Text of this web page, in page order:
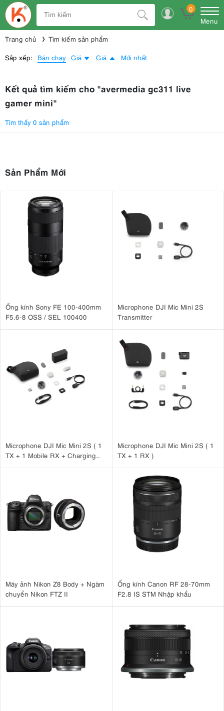
0
Menu
Trang chủ Tìm kiếm sản phẩm
Sắp xếp: Bán chạy Giá Giá Mới nhất
Kết quả tìm kiếm cho "avermedia gc311 live
gamer mini"
Tìm thấy 0 sản phẩm
Sản Phẩm Mới
Ống kính Sony FE 100-400mm
F5.6-8 OSS / SEL 100400
Microphone DJI Mic Mini 2S
Transmitter
Microphone DJI Mic Mini 2S ( 1
TX + 1 Mobile RX + Charging
Microphone DJI Mic Mini 2S ( 1
TX + 1 RX )
Máy ảnh Nikon Z8 Body + Ngàm
chuyển Nikon FTZ II
Ống kính Canon RF 28-70mm
F2.8 IS STM Nhập khẩu